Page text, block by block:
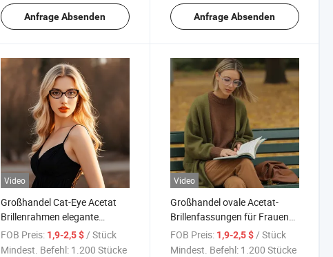
Anfrage Absenden Anfrage Absenden
Video
Großhandel Cat-Eye Acetat
Brillenrahmen elegante
Damenbrille, leicht, langlebig,
Blaulichtoption
FOB Preis: 1,9-2,5 $ / Stück
Mindest. Befehl: 1.200 Stücke
Video
Großhandel ovale Acetat-
Brillenfassungen für Frauen
Schildpatt, langlebig und
bequem, OEM verfügbar
FOB Preis: 1,9-2,5 $ / Stück
Mindest. Befehl: 1.200 Stücke